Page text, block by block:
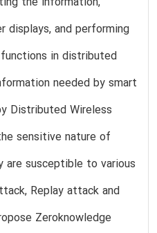
displays, and performing
in distributed
needed by smart
Distributed Wireless
sensitive nature of
are susceptible to various
Replay attack and
Zeroknowledge